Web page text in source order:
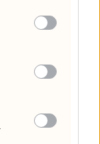
luftvern
–
takker
Norge